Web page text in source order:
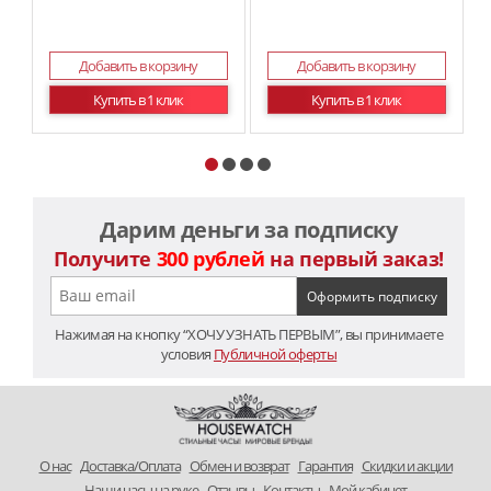
Добавить в корзину
Купить в 1 клик
Добавить в корзину
Купить в 1 клик
Дарим деньги за подписку
Получите 300 рублей на первый заказ!
Нажимая на кнопку “ХОЧУ УЗНАТЬ ПЕРВЫМ”, вы принимаете
условия Публичной оферты
O нас Доставка/Оплата Обмен и возврат Гарантия Скидки и акции